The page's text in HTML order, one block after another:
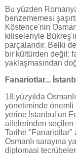
Bu yüzden
benzememesi
Köstence'nin
kiliseleriyle
parçalarıdır. Belki
bir kültürden değil;
yaklaşmasından
Fanariotlar...
18.yüzyılda
yönetiminde
yerine İstanbul'un
ailelerinden seçilen
Tarihe "Fanariotlar"
Osmanlı sarayına
diplomasi